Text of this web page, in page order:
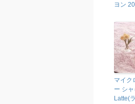
ヨン
マイク
ー シ
Latte(